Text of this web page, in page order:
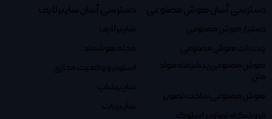
دسترسی آسان هوش مصنوعی
دستیار هوش مصنوعی
چت بات هوش مصنوعی
هوش مصنوعی پیشرفته مولد
متن
هوش مصنوعی ساخت تصویر
فروشگاه تصاویر استوک
دسترسی آسان سایبرلایف
سایبرلایف
مجله هوشمند
استودیو واقعیت مجازی
سایبرشاپ
سایبربات